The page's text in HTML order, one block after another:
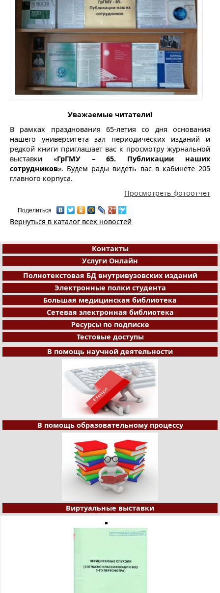
Уважаемые читатели!
В рамках празднования 65-летия со дня основания
нашего университета зал периодических изданий и
редкой книги приглашает вас к просмотру журнальной
выставки «ГрГМУ – 65. Публикации наших
сотрудников». Будем рады видеть вас в кабинете 205
главного корпуса.
Просмотреть фотоотчет
Поделиться
Вернуться в каталог всех новостей
Контакты
Услуги Онлайн
Полнотекстовая БД внутривузовских изданий
Электронные полки студента
Большая медицинская библиотека
Сетевая электронная библиотека
Ресурсы по подписке
Тестовые доступы
В помощь научной деятельности
В помощь образовательному процессу
Виртуальные выставки